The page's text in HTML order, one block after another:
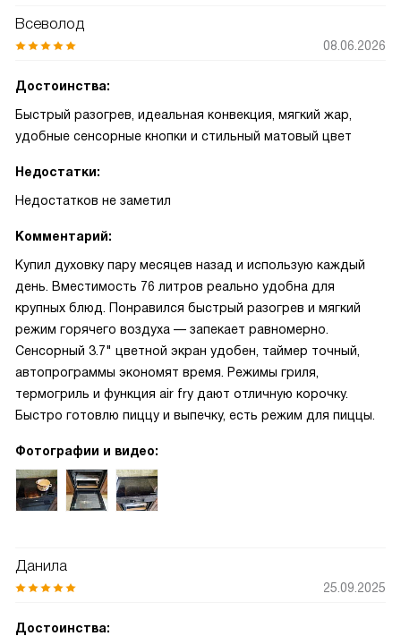
Всеволод
08.06.2026
Достоинства:
Быстрый разогрев, идеальная конвекция, мягкий жар,
удобные сенсорные кнопки и стильный матовый цвет
Недостатки:
Недостатков не заметил
Комментарий:
Купил духовку пару месяцев назад и использую каждый
день. Вместимость 76 литров реально удобна для
крупных блюд. Понравился быстрый разогрев и мягкий
режим горячего воздуха — запекает равномерно.
Сенсорный 3.7" цветной экран удобен, таймер точный,
автопрограммы экономят время. Режимы гриля,
термогриль и функция air fry дают отличную корочку.
Быстро готовлю пиццу и выпечку, есть режим для пиццы.
Фотографии и видео:
Данила
25.09.2025
Достоинства: